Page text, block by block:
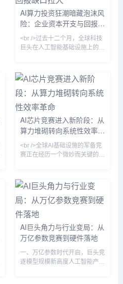
AI功能在广告系统、云计算、本
地生活服务等核心业务中的实际
转化率。<br /><br />这一变化
期监测到的产业数据相互印证。
根据
AI算力投资狂潮暗藏泡沫风
险：企业资本开支与回报缺
口拉大
<br />过去十二个月，全球科技
巨头在人工智能基础设施上的资
速度增长。从微软、谷歌到亚马
逊，各大云服务商争相建设超大
规模数据中心，英伟达的GPU
订单排期已延伸至2026年。中
国市场上，阿里、百度、字节跳
动等企业同样不遗余力地购入AI
芯片，服务器供应链满负荷运
来算力主导权的军备竞赛，但越
来越多的分析师开始追问：如此
AI芯片竞赛进入新阶段：从
算力堆砌转向系统性效率革
命
<br />全球AI基础设施的军备竞
赛正在经历一个微妙而关键的转
级集群的部署，将模型参数规模
推至十万亿级别。然而，最新发
布的行业基准测试与头部企业的
内部运营数据揭示了一个警示信
号：在现有主流架构下，GPU
集群的线性扩展所带来的性能提
升已明显放缓，而能耗成本与互
位芯片设计领域的资深工程师指
出，单纯依赖晶体管密度和制程
AI巨头角力与行业变局：从
万亿参数竞赛到硬件落地
一、万亿参数时代开启，巨头竞
逐模型规模新高度人工智能产业